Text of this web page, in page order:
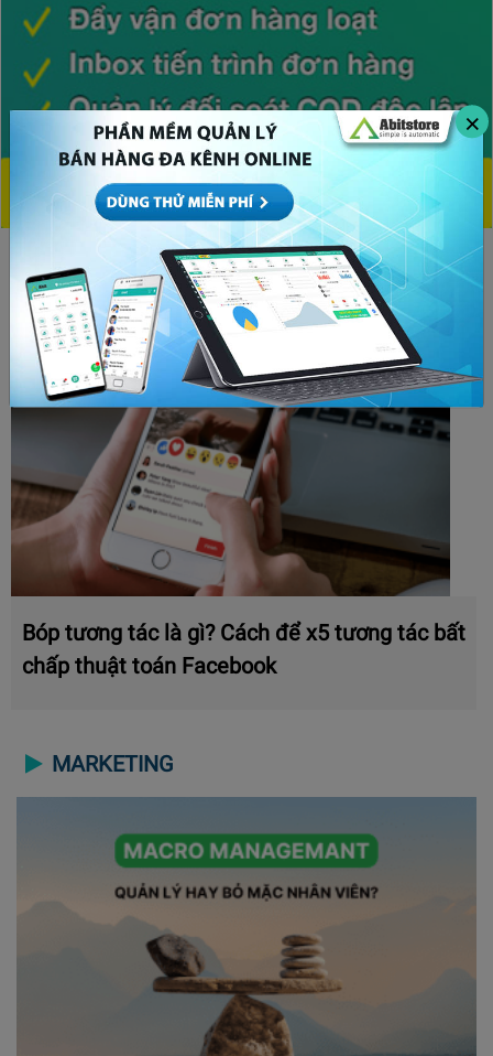
×
CHỦ ĐỀ HOT
Bóp tương tác là gì? Cách để x5 tương tác bất
chấp thuật toán Facebook
MARKETING